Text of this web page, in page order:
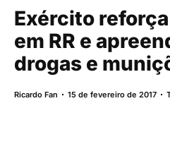
Exército
em RR e
drogas e
Ricardo Fan 15 de fevereiro de 2017